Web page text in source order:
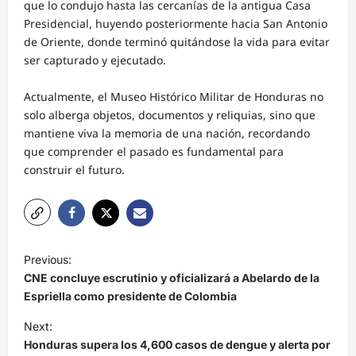
que lo condujo hasta las cercanías de la antigua Casa
Presidencial, huyendo posteriormente hacia San Antonio
de Oriente, donde terminó quitándose la vida para evitar
ser capturado y ejecutado.
Actualmente, el Museo Histórico Militar de Honduras no
solo alberga objetos, documentos y reliquias, sino que
mantiene viva la memoria de una nación, recordando
que comprender el pasado es fundamental para
construir el futuro.
a
v
e
g
Previous:
CNE concluye escrutinio y oficializará a Abelardo de la
Espriella como presidente de Colombia
Next:
Honduras supera los 4,600 casos de dengue y alerta por